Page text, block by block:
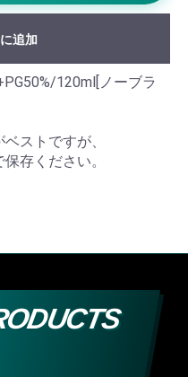
追加
120ml[ノーブラ
ストですが、
存ください。